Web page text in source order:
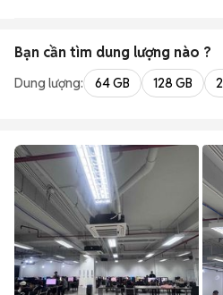
Bạn cần tìm dung lượng nào ?
Dung lượng: 64 GB 128 GB